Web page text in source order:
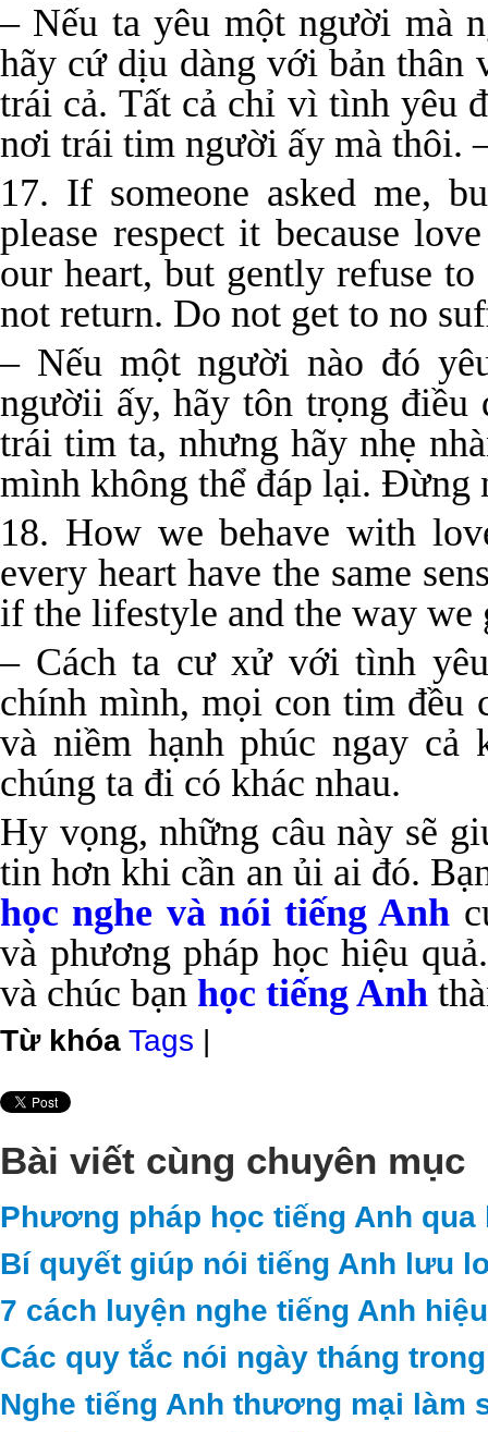
– Nếu ta yêu một người mà
hãy cứ dịu dàng với bản thân
trái cả. Tất cả chỉ vì tình yêu
nơi trái tim người ấy mà thôi.
17. If someone asked me,
please respect it because
our heart, but gently refuse
not return. Do not get to no
– Nếu một người nào đó
ngườii ấy, hãy tôn trọng
trái tim ta, nhưng hãy nhẹ
mình không thể đáp lại. Đừng
18. How we behave with
every heart have the same
if the lifestyle and the way we
– Cách ta cư xử với tình
chính mình, mọi con tim đều
và niềm hạnh phúc ngay cả
chúng ta đi có khác nhau.
Hy vọng, những câu này sẽ
tin hơn khi cần an ủi ai đó.
học nghe và nói tiếng Anh
và phương pháp học hiệu
và chúc bạn học tiếng Anh
Từ khóa Tags |
Bài viết cùng chuyên mục
Phương pháp học tiếng Anh qua
Bí quyết giúp nói tiếng Anh lưu
7 cách luyện nghe tiếng Anh
Các quy tắc nói ngày tháng
Nghe tiếng Anh thương mại làm